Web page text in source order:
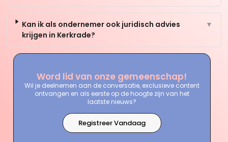
Kan ik als ondernemer ook juridisch advies
krijgen in Kerkrade?
▼
Word lid van onze gemeenschap!
Wil je deelnemen aan de conversatie, exclusieve content
ontvangen en als eerste op de hoogte zijn van het
laatste nieuws?
Registreer Vandaag